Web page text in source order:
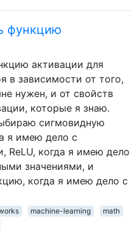
функцию
активации для
в зависимости от того,
нужен, и от свойств
которые я знаю.
сигмовидную
я имею дело с
ReLU, когда я имею дело
значениями, и
когда я имею дело с
machine-learning
math